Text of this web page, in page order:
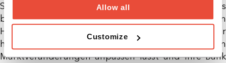
Allow all
Customize
Strategie als fortlaufenden und flexiblen Prozess
begreifen, gewinnen. Mit „Strategize to Grow“ von
Horn & Company erhalten Sie einen Ansatz, der
höchste Anforderungen erfüllt, sich flexibel an
Marktveränderungen anpassen lässt und Ihre Bank